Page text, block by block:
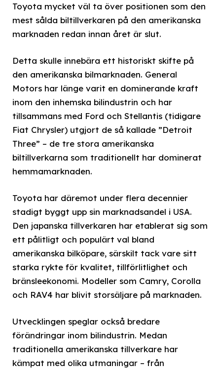
Toyota mycket väl ta över positionen som den
mest sålda biltillverkaren på den amerikanska
marknaden redan innan året är slut.
Detta skulle innebära ett historiskt skifte på
den amerikanska bilmarknaden. General
Motors har länge varit en dominerande kraft
inom den inhemska bilindustrin och har
tillsammans med Ford och Stellantis (tidigare
Fiat Chrysler) utgjort de så kallade ”Detroit
Three” – de tre stora amerikanska
biltillverkarna som traditionellt har dominerat
hemmamarknaden.
Toyota har däremot under flera decennier
stadigt byggt upp sin marknadsandel i USA.
Den japanska tillverkaren har etablerat sig som
ett pålitligt och populärt val bland
amerikanska bilköpare, särskilt tack vare sitt
starka rykte för kvalitet, tillförlitlighet och
bränsleekonomi. Modeller som Camry, Corolla
och RAV4 har blivit storsäljare på marknaden.
Utvecklingen speglar också bredare
förändringar inom bilindustrin. Medan
traditionella amerikanska tillverkare har
kämpat med olika utmaningar – från